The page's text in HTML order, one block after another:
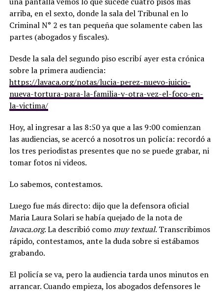
arriba, en el sexto, donde la sala del Tribunal en lo
Criminal N° 2 es tan pequeña que solamente caben las
partes (abogados y fiscales).
Desde la sala del segundo piso escribí ayer esta crónica
sobre la primera audiencia:
https://lavaca.org/notas/lucia-perez-nuevo-juicio-
nueva-tortura-para-la-familia-y-otra-vez-el-foco-en-
la-victima/
Hoy, al ingresar a las 8:50 ya que a las 9:00 comienzan
las audiencias, se acercó a nosotros un policía: recordó a
los tres periodistas presentes que no se puede grabar, ni
tomar fotos ni videos.
Lo sabemos, contestamos.
Luego fue más directo: dijo que la defensora oficial
Maria Laura Solari se había quejado de la nota de
lavaca.org. La describió comomuy textual. Transcribimos
rápido, contestamos, ante la duda sobre si estábamos
grabando.
El policía se va, pero la audiencia tarda unos minutos en
arrancar. Cuando empieza, los abogados defensores le